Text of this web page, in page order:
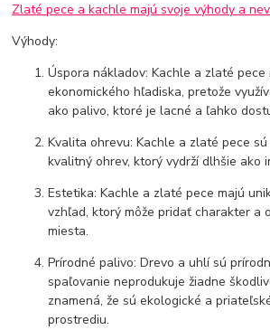
Zlaté pece a kachle majú svoje výhody a
Výhody:
Úspora nákladov: Kachle a zlaté
ekonomického hľadiska, pretože
ako palivo, ktoré je lacné a ľahko
Kvalita ohrevu: Kachle a zlaté pece
kvalitný ohrev, ktorý vydrží dlhšie ako
Estetika: Kachle a zlaté pece majú
vzhľad, ktorý môže pridať charakter a
miesta.
Prírodné palivo: Drevo a uhlí sú
spaľovanie neprodukuje žiadne
znamená, že sú ekologické a
prostrediu.